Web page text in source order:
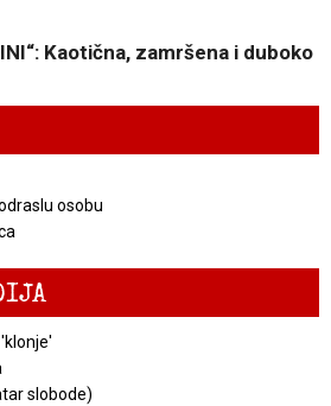
Kaotična, zamršena i duboko
osobu
slobode)